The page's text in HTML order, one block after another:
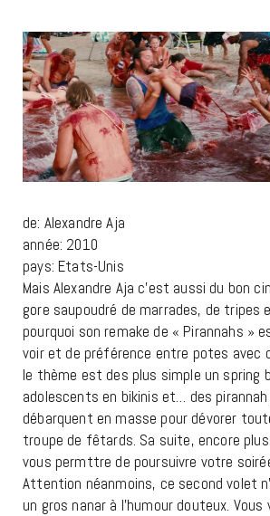
de: Alexandre Aja
année: 2010
pays: Etats-Unis
Mais Alexandre Aja c’est aussi du bon
gore saupoudré de marrades, de tripes
pourquoi son remake de « Pirannahs »
voir et de préférence entre potes avec
le thème est des plus simple un spring
adolescents en bikinis et… des
débarquent en masse pour dévorer
troupe de fêtards. Sa suite, encore
vous permttre de poursuivre votre
Attention néanmoins, ce second volet
un gros nanar à l’humour douteux. Vous